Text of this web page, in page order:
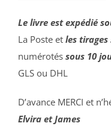
Le livre est expédié
La Poste et les
numérotés sous 10
GLS ou DHL
D’avance MERCI et
Elvira et James